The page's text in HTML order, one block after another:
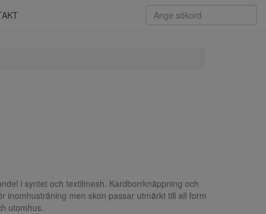
i syntet och textilmesh. Kardborrknäppning och
inomhusträning men skon passar utmärkt till all form
utomhus.